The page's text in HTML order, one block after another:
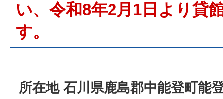
い、令和8年2月1日より貸
す。
所在地 石川県鹿島郡中能登町能